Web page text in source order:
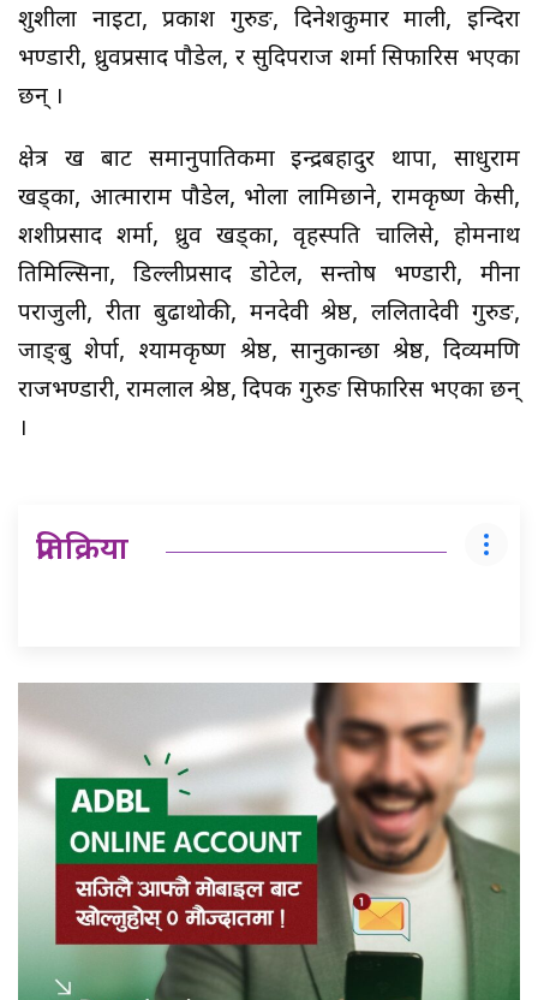
शुशीला नाइटा, प्रकाश गुरुङ, दिनेशकुमार माली, इन्दिरा
भण्डारी, ध्रुवप्रसाद पौडेल, र सुदिपराज शर्मा सिफारिस भएका
छन् ।
क्षेत्र ख बाट समानुपातिकमा इन्द्रबहादुर थापा, साधुराम
खड्का, आत्माराम पौडेल, भोला लामिछाने, रामकृष्ण केसी,
शशीप्रसाद शर्मा, ध्रुव खड्का, वृहस्पति चालिसे, होमनाथ
तिमिल्सिना, डिल्लीप्रसाद डोटेल, सन्तोष भण्डारी, मीना
पराजुली, रीता बुढाथोकी, मनदेवी श्रेष्ठ, ललितादेवी गुरुङ,
जाङ्बु शेर्पा, श्यामकृष्ण श्रेष्ठ, सानुकान्छा श्रेष्ठ, दिव्यमणि
राजभण्डारी, रामलाल श्रेष्ठ, दिपक गुरुङ सिफारिस भएका छन्
।
प्रतिक्रिया